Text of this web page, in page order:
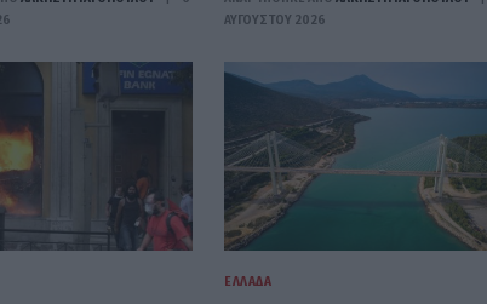
ΑΥΓΟΎΣΤΟΥ 2026
ΕΛΛΆΔΑ